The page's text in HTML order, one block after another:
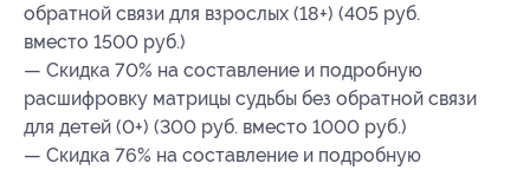
обратной связи для взрослых (18+) (405 руб.
вместо 1500 руб.)
— Скидка 70% на составление и подробную
расшифровку матрицы судьбы без обратной связи
для детей (0+) (300 руб. вместо 1000 руб.)
— Скидка 76% на составление и подробную